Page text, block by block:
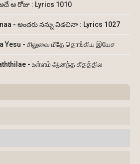
ఆ రోజు : Lyrics 1010
- అందరు నన్ను విడచినా : Lyrics 1027
Yesu - சிலுவை மீதே தொங்கிய இயேச
- உள்ளம் ஆனந்த கீதத்தில